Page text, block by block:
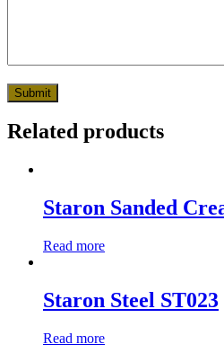
Related products
Staron Sanded
Read more
Staron Steel ST023
Read more